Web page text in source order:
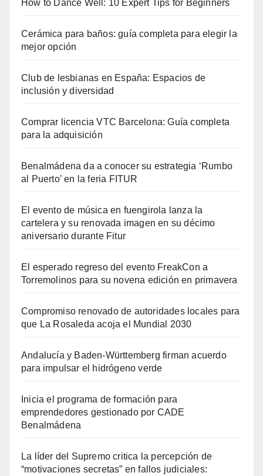
How to Dance Well: 10 Expert Tips for Beginners
Cerámica para baños: guía completa para elegir la
mejor opción
Club de lesbianas en España: Espacios de
inclusión y diversidad
Comprar licencia VTC Barcelona: Guía completa
para la adquisición
Benalmádena da a conocer su estrategia ‘Rumbo
al Puerto’ en la feria FITUR
El evento de música en fuengirola lanza la
cartelera y su renovada imagen en su décimo
aniversario durante Fitur
El esperado regreso del evento FreakCon a
Torremolinos para su novena edición en primavera
Compromiso renovado de autoridades locales para
que La Rosaleda acoja el Mundial 2030
Andalucía y Baden-Württemberg firman acuerdo
para impulsar el hidrógeno verde
Inicia el programa de formación para
emprendedores gestionado por CADE
Benalmádena
La líder del Supremo critica la percepción de
“motivaciones secretas” en fallos judiciales: